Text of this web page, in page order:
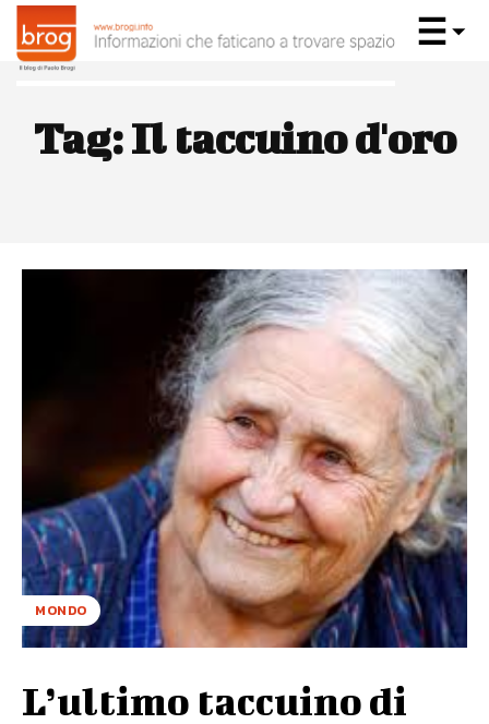
Tag:Il taccuino d'oro
MONDO
L’ultimo taccuino di